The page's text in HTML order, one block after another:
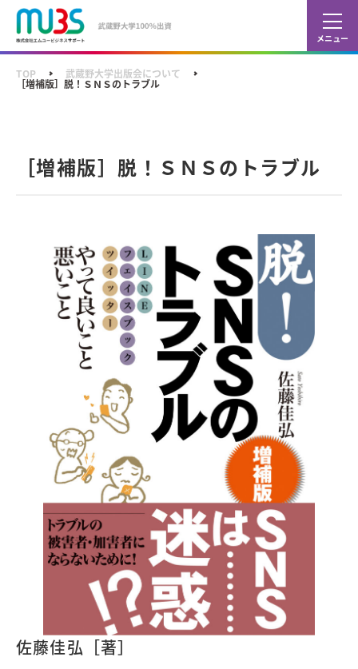
カ
シ
TOP 武蔵野大学出版会について
［増補版］脱！ＳＮＳのトラブル
［増補版］脱！ＳＮＳのトラブル
佐藤佳弘［著］